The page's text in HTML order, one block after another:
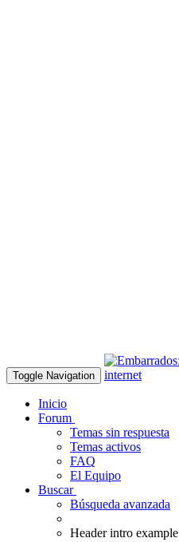
Toggle Navigation
Inicio
Forum
Temas sin respuesta
Temas activos
FAQ
El Equipo
Buscar
Búsqueda avanzada
Header intro example